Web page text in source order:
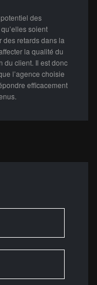
des
soient
des retards dans la
la qualité du
du client. Il est donc
l’agence choisie
efficacement